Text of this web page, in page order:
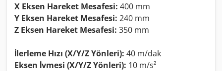
X Eksen Hareket Mesafesi: 400 mm
Y Eksen Hareket Mesafesi: 240 mm
Z Eksen Hareket Mesafesi: 350 mm
İlerleme Hızı (X/Y/Z Yönleri): 40 m/dak
Eksen İvmesi (X/Y/Z Yönleri): 10 m/s²